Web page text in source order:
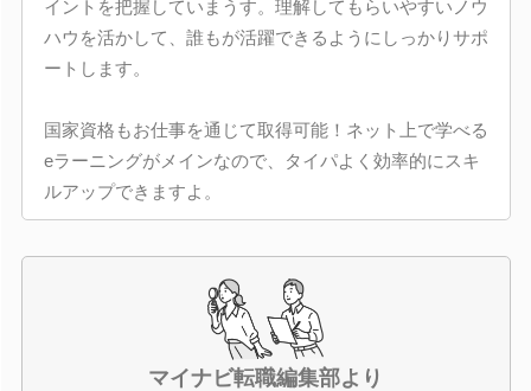
イントを把握していまうす。理解してもらいやすいノウ
ハウを活かして、誰もが活躍できるようにしっかりサポ
ートします。
国家資格もお仕事を通じて取得可能！ネット上で学べる
eラーニングがメインなので、タイパよく効率的にスキ
ルアップできますよ。
マイナビ転職編集部より